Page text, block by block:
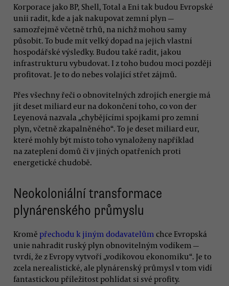
Korporace jako BP, Shell, Total a Eni tak budou Evropské
unii radit, kde a jak nakupovat zemní plyn —
samozřejmě včetně trhů, na nichž mohou samy
působit. To bude mít velký dopad na jejich vlastní
hospodářské výsledky. Budou také radit, jakou
infrastrukturu vybudovat. I z toho budou moci později
profitovat. Je to do nebes volající střet zájmů.
Přes všechny řeči o obnovitelných zdrojích energie má
jít deset miliard eur na dokončení toho, co von der
Leyenová nazvala „chybějícími spojkami pro zemní
plyn, včetně zkapalněného“. To je deset miliard eur,
které mohly být místo toho vynaloženy například
na zateplení domů či v jiných opatřeních proti
energetické chudobě.
Neokoloniální transformace
plynárenského průmyslu
Kromě přechodu k jiným dodavatelům chce Evropská
unie nahradit ruský plyn obnovitelným vodíkem —
tvrdí, že z Evropy vytvoří „vodíkovou ekonomiku“. Je to
zcela nerealistické, ale plynárenský průmysl v tom vidí
fantastickou příležitost pohlídat si své profity.